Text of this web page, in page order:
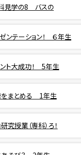
見学の8 バスの
テーション！ ６年生
ト大成功！ 5年生
まとめる 1年生
授業（専科）ろ！